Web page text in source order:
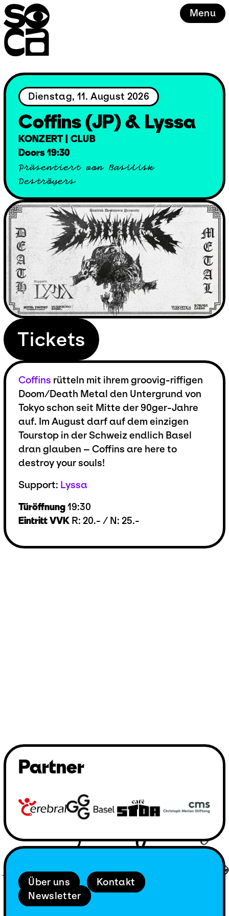
Skip
to
content
Menu
Dienstag, 11. August 2026
Coffins (JP) & Lyssa
KONZERT | CLUB
Doors 19:30
Präsentiert von Basilisk
Deströyers
Tickets
Coffins rütteln mit ihrem groovig-riffigen
Doom/Death Metal den Untergrund von
Tokyo schon seit Mitte der 90ger-Jahre
auf. Im August darf auf dem einzigen
Tourstop in der Schweiz endlich Basel
dran glauben – Coffins are here to
destroy your souls!
Support: Lyssa
Türöffnung19:30
Eintritt VVK R: 20.- / N: 25.-
Partner
Über uns
Kontakt
Newsletter